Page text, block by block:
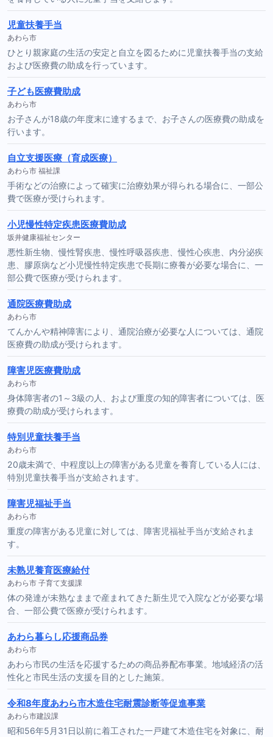
児童扶養手当
あわら市
ひとり親家庭の生活の安定と自立を図るために児童扶養手当の支給
および医療費の助成を行っています。
子ども医療費助成
あわら市
お子さんが18歳の年度末に達するまで、お子さんの医療費の助成を
行います。
自立支援医療（育成医療）
あわら市 福祉課
手術などの治療によって確実に治療効果が得られる場合に、一部公
費で医療が受けられます。
小児慢性特定疾患医療費助成
坂井健康福祉センター
悪性新生物、慢性腎疾患、慢性呼吸器疾患、慢性心疾患、内分泌疾
患、膠原病など小児慢性特定疾患で長期に療養が必要な場合に、一
部公費で医療が受けられます。
通院医療費助成
あわら市
てんかんや精神障害により、通院治療が必要な人については、通院
医療費の助成が受けられます。
障害児医療費助成
あわら市
身体障害者の1～3級の人、および重度の知的障害者については、医
療費の助成が受けられます。
特別児童扶養手当
あわら市
20歳未満で、中程度以上の障害がある児童を養育している人には、
特別児童扶養手当が支給されます。
障害児福祉手当
あわら市
重度の障害がある児童に対しては、障害児福祉手当が支給されま
す。
未熟児養育医療給付
あわら市 子育て支援課
体の発達が未熟なままで産まれてきた新生児で入院などが必要な場
合、一部公費で医療が受けられます。
あわら暮らし応援商品券
あわら市
あわら市民の生活を応援するための商品券配布事業。地域経済の活
性化と市民生活の支援を目的とした施策。
令和8年度あわら市木造住宅耐震診断等促進事業
あわら市建設課
昭和56年5月31日以前に着工された一戸建て木造住宅を対象に、耐